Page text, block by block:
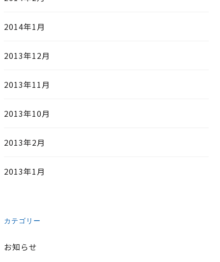
2014年1月
2013年12月
2013年11月
2013年10月
2013年2月
2013年1月
カテゴリー
お知らせ